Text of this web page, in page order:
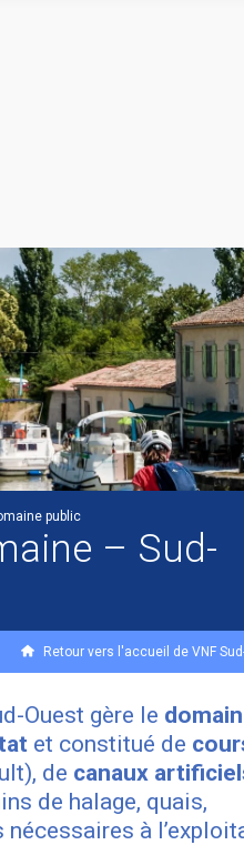
public
– Sud-
Retour vers l'accueil de VNF
Ouest gère le
et constitué de
de canaux
de halage, quais,
à